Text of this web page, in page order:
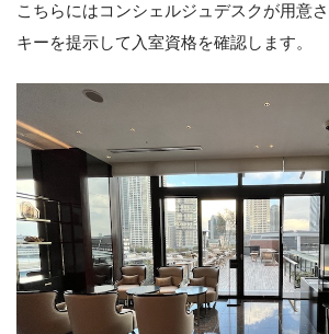
こちらにはコンシェルジュデスクが用意
キーを提示して入室資格を確認します。